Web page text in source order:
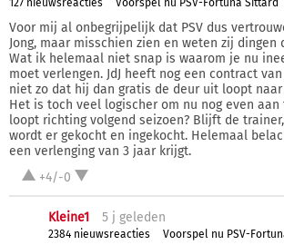
127 nieuwsreacties Voorspel nu PSV-Fortuna Sittard
Voor mij al onbegrijpelijk dat PSV dus
Jong, maar misschien zien en weten zij
Wat ik helemaal niet snap is waarom je nu
moet verlengen. JdJ heeft nog een contract
niet zo dat hij dan gratis de deur uit loopt
Het is toch veel logischer om nu nog even
loopt richting volgend seizoen? Blijft de
wordt er gekocht en ingekocht. Helemaal
een verlenging van 3 jaar krijgt.
+4/-0
Kleine1 5 j geleden
2384 nieuwsreacties
Voorspel nu PSV-